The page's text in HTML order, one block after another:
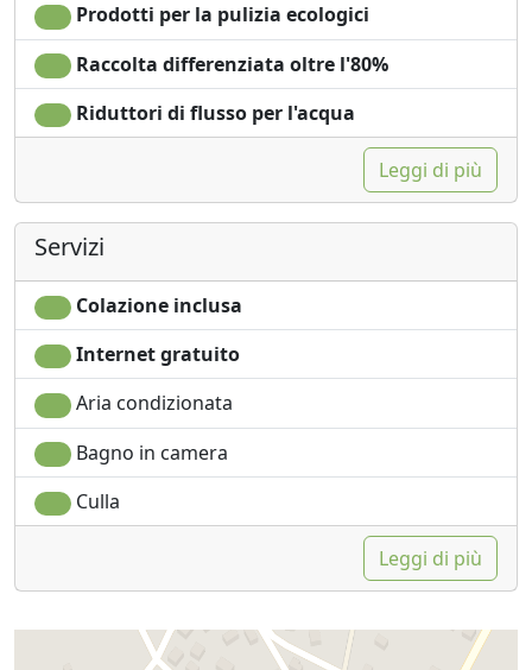
Prodotti per la pulizia ecologici
Raccolta differenziata oltre l'80%
Riduttori di flusso per l'acqua
Leggi di più
Servizi
Colazione inclusa
Internet gratuito
Aria condizionata
Bagno in camera
Culla
Leggi di più